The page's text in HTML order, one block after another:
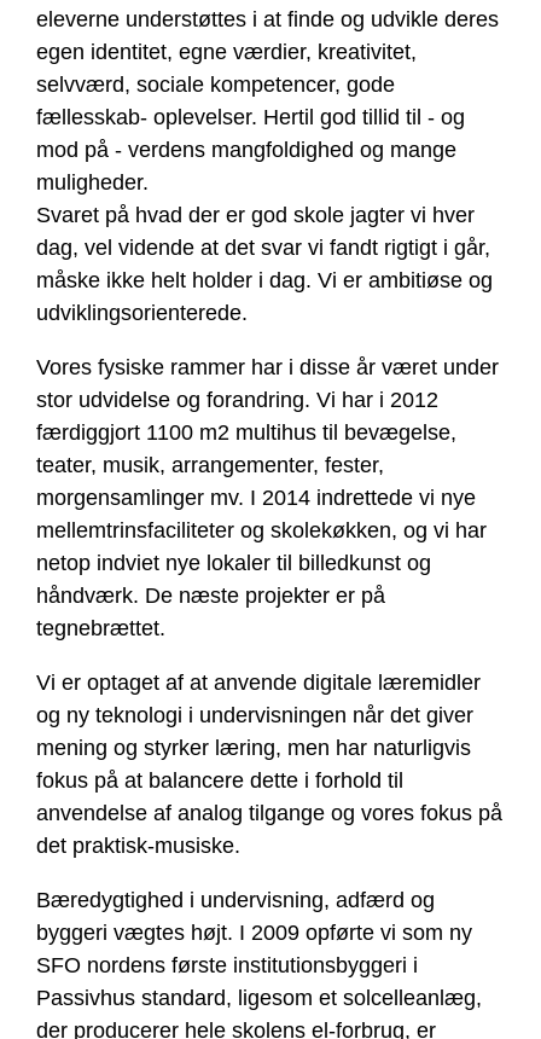
eleverne understøttes i at finde og udvikle deres
egen identitet, egne værdier, kreativitet,
selvværd, sociale kompetencer, gode
fællesskab- oplevelser. Hertil god tillid til - og
mod på - verdens mangfoldighed og mange
muligheder.
Svaret på hvad der er god skole jagter vi hver
dag, vel vidende at det svar vi fandt rigtigt i går,
måske ikke helt holder i dag. Vi er ambitiøse og
udviklingsorienterede.
Vores fysiske rammer har i disse år været under
stor udvidelse og forandring. Vi har i 2012
færdiggjort 1100 m2 multihus til bevægelse,
teater, musik, arrangementer, fester,
morgensamlinger mv. I 2014 indrettede vi nye
mellemtrinsfaciliteter og skolekøkken, og vi har
netop indviet nye lokaler til billedkunst og
håndværk. De næste projekter er på
tegnebrættet.
Vi er optaget af at anvende digitale læremidler
og ny teknologi i undervisningen når det giver
mening og styrker læring, men har naturligvis
fokus på at balancere dette i forhold til
anvendelse af analog tilgange og vores fokus på
det praktisk-musiske.
Bæredygtighed i undervisning, adfærd og
byggeri vægtes højt. I 2009 opførte vi som ny
SFO nordens første institutionsbyggeri i
Passivhus standard, ligesom et solcelleanlæg,
der producerer hele skolens el-forbrug, er